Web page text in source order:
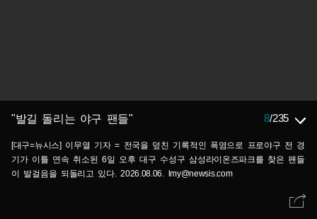
"발길 돌리는 야구 팬들" 8/235
[대구=뉴시스] 이무열 기자 = 전국을 덮친 기록적인 폭염으로 프로야구 전 경
기가 이틀 연속 취소된 6일 오후 대구 수성구 삼성라이온즈파크를 찾은 팬들
이 발걸음을 되돌리고 있다. 2026.08.06. lmy@newsis.com